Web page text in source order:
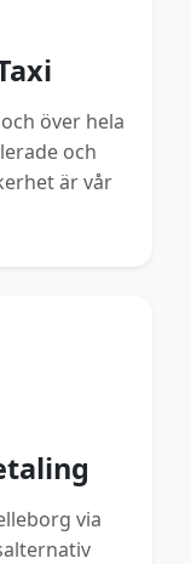
över hela
och
är vår
via